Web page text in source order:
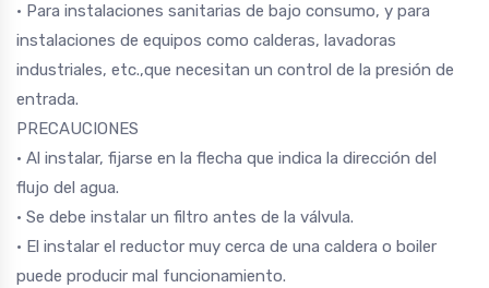
• Para instalaciones sanitarias de bajo consumo, y para
instalaciones de equipos como calderas, lavadoras
industriales, etc.,que necesitan un control de la presión de
entrada.
PRECAUCIONES
• Al instalar, fijarse en la flecha que indica la dirección del
flujo del agua.
• Se debe instalar un filtro antes de la válvula.
• El instalar el reductor muy cerca de una caldera o boiler
puede producir mal funcionamiento.